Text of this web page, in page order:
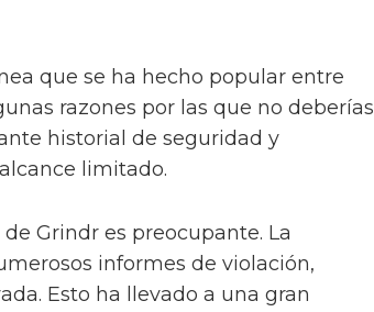
que se ha hecho popular entre
razones por las que no deberías
historial de seguridad y
limitado.
Grindr es preocupante. La
informes de violación,
Esto ha llevado a una gran